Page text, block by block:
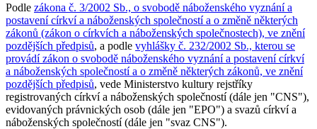
Podle zákona č. 3/2002 Sb., o svobodě náboženského vyznání a
postavení církví a náboženských společností a o změně některých
zákonů (zákon o církvích a náboženských společnostech), ve znění
pozdějších předpisů, a podle vyhlášky č. 232/2002 Sb., kterou se
provádí zákon o svobodě náboženského vyznání a postavení církví
a náboženských společností a o změně některých zákonů, ve znění
pozdějších předpisů, vede Ministerstvo kultury rejstříky
registrovaných církví a náboženských společností (dále jen "CNS"),
evidovaných právnických osob (dále jen "EPO") a svazů církví a
náboženských společností (dále jen "svaz CNS").